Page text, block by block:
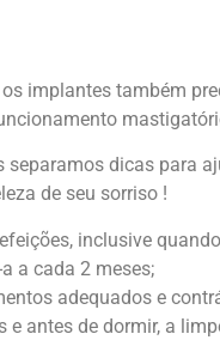
implantes também
dicas para
de seu sorriso !
inclusive
a cada 2 meses;
adequados e
e antes de dormir, a